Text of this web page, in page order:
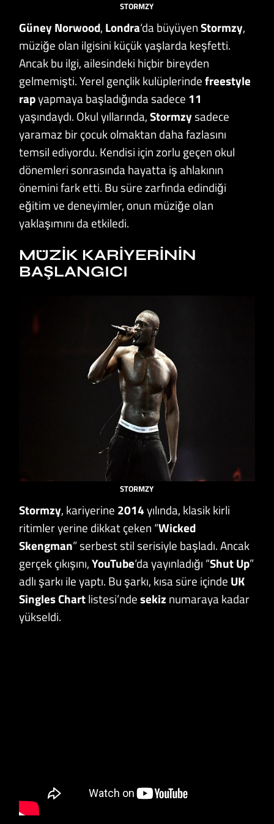
STORMZY
Güney Norwood, Londra‘da büyüyenStormzy,
müziğe olan ilgisini küçük yaşlarda keşfetti.
Ancak bu ilgi, ailesindeki hiçbir bireyden
gelmemişti. Yerel gençlik kulüplerindefreestyle
rapyapmaya başladığında sadece 11
yaşındaydı. Okul yıllarında,Stormzy sadece
yaramaz bir çocuk olmaktan daha fazlasını
temsil ediyordu. Kendisi için zorlu geçen okul
dönemleri sonrasında hayatta iş ahlakının
önemini fark etti. Bu süre zarfında edindiği
eğitim ve deneyimler, onun müziğe olan
yaklaşımını da etkiledi.
MÜZIK KARIYERININ
BAŞLANGICI
STORMZY
Stormzy, kariyerine 2014yılında, klasik kirli
ritimler yerine dikkat çeken “Wicked
Skengman” serbest stil serisiyle başladı. Ancak
gerçek çıkışını,YouTube‘da yayınladığı “Shut Up”
adlı şarkı ile yaptı. Bu şarkı, kısa süre içinde UK
Singles Chartlistesi’ndesekiz numaraya kadar
yükseldi.